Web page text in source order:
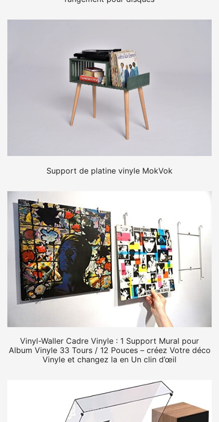
Support de platine vinyle MokVok
Vinyl-Waller Cadre Vinyle : 1 Support Mural pour
Album Vinyle 33 Tours / 12 Pouces – créez Votre déco
Vinyle et changez la en Un clin d’œil